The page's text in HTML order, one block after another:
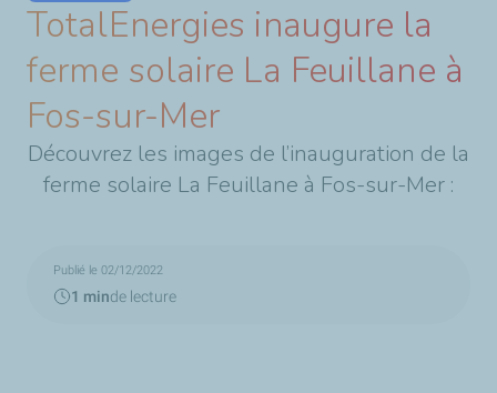
TotalEnergies inaugure la
ferme solaire La Feuillane à
Fos-sur-Mer
Découvrez les images de l’inauguration de la
ferme solaire La Feuillane à Fos-sur-Mer :
Publié le 02/12/2022
1 minde lecture